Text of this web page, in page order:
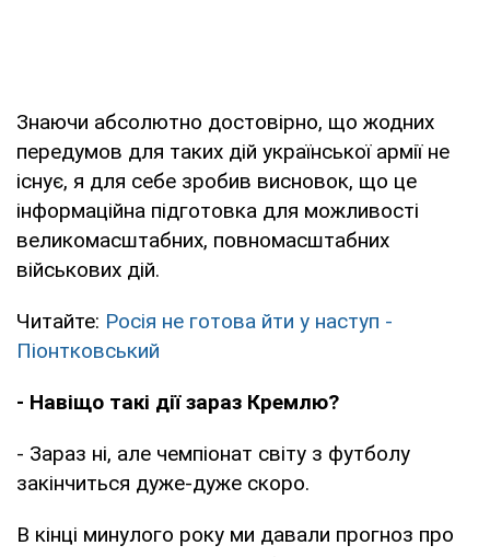
Знаючи абсолютно достовірно, що жодних
передумов для таких дій української армії не
існує, я для себе зробив висновок, що це
інформаційна підготовка для можливості
великомасштабних, повномасштабних
військових дій.
Читайте: Росія не готова йти у наступ -
Піонтковський
- Навіщо такі дії зараз Кремлю?
- Зараз ні, але чемпіонат світу з футболу
закінчиться дуже-дуже скоро.
В кінці минулого року ми давали прогноз про